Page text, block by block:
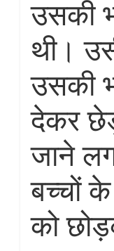
उसकी
थी।
उसकी
देकर
जाने
बच्चों
को